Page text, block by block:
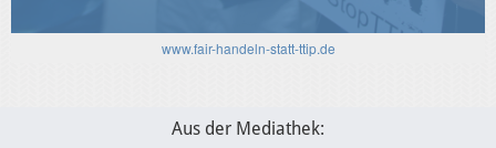
www.fair-handeln-statt-ttip.de
Aus der Mediathek: